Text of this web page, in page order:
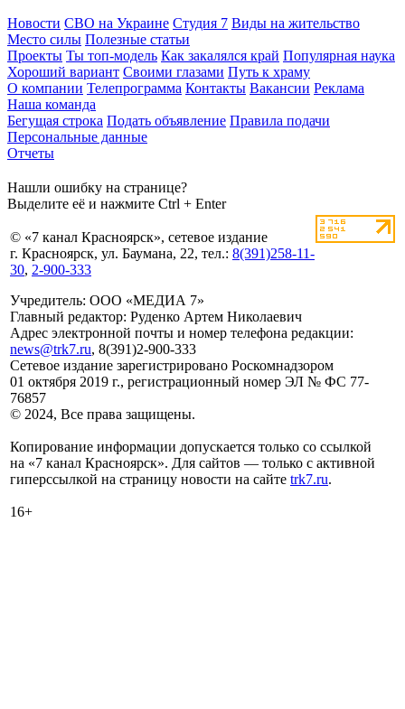
Новости СВО на Украине Студия 7 Виды на жительство
Место силы Полезные статьи
Проекты Ты топ-модель Как закалялся край Популярная наука
Хороший вариант Своими глазами Путь к храму
О компании Телепрограмма Контакты Вакансии Реклама
Наша команда
Бегущая строка Подать объявление Правила подачи
Персональные данные
Отчеты
Нашли ошибку на странице?
Выделите её и нажмите Ctrl + Enter
© «7 канал Красноярск», сетевое издание
г. Красноярск, ул. Баумана, 22, тел.: 8(391)258-11-
30, 2-900-333
Учредитель: ООО «МЕДИА 7»
Главный редактор: Руденко Артем Николаевич
Адрес электронной почты и номер телефона редакции:
news@trk7.ru, 8(391)2-900-333
Сетевое издание зарегистрировано Роскомнадзором
01 октября 2019 г., регистрационный номер ЭЛ № ФС 77-
76857
© 2024, Все права защищены.
Копирование информации допускается только со ссылкой
на «7 канал Красноярск». Для сайтов — только с активной
гиперссылкой на страницу новости на сайте trk7.ru.
16+